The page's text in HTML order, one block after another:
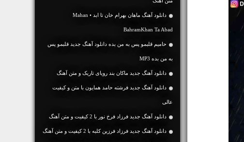
دانلود آهنگ ماهان بهرام خان تا ابد • Mahan
BahramKhan Ta Abad
حامیم قلبمو پس به من بده دانلود آهنگ جدید قلبمو پس
به من بده MP3
دانلود آهنگ جديد ماکان بند رویای تاریک و متن آهنگ
دانلود آهنگ جديد فرشته حامد همایون با متن و کیفیت
عالی
دانلود آهنگ جديد فرزاد فرخ نور با 2 کیفیت و متن آهنگ
دانلود آهنگ جديد فرزاد فرزین کلبه با 2 کیفیت و متن آهنگ